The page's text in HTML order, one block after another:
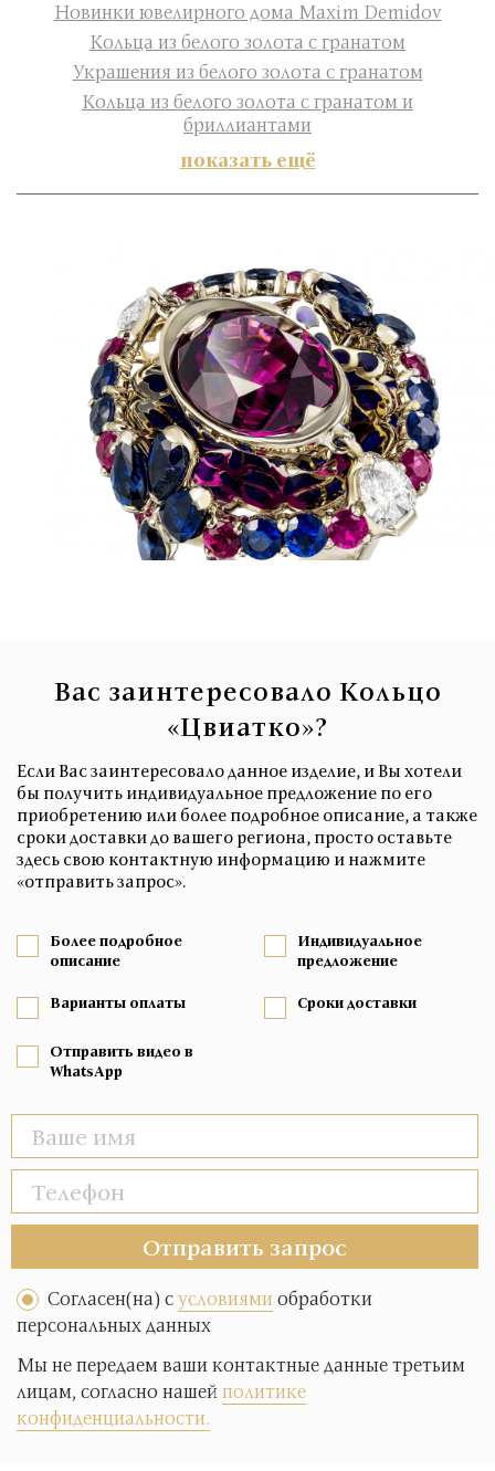
Новинки ювелирного дома Maxim Demidov
Кольца из белого золота с гранатом
Украшения из белого золота с гранатом
Кольца из белого золота с гранатом и
бриллиантами
показать ещё
Вас заинтересовало Кольцо
«Цвиатко»?
Если Вас заинтересовало данное изделие, и Вы хотели
бы получить индивидуальное предложение по его
приобретению или более подробное описание, а также
сроки доставки до вашего региона, просто оставьте
здесь свою контактную информацию и нажмите
«отправить запрос».
Более подробное
описание
Индивидуальное
предложение
Варианты оплаты Сроки доставки
Отправить видео в
WhatsApp
Отправить запрос
Согласен(на) сусловиямиобработки
персональных данных
Мы не передаем ваши контактные данные третьим
лицам, согласно нашейполитике
конфиденциальности.